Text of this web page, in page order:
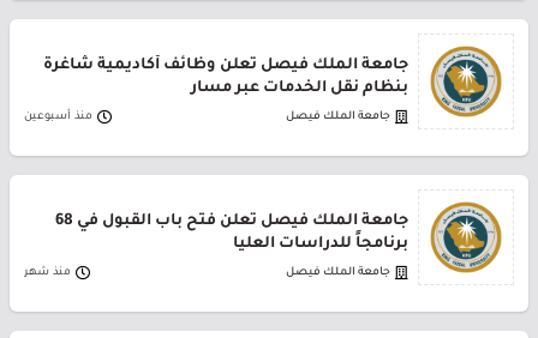
جامعة الملك فيصل تعلن وظائف أكاديمية شاغرة
بنظام نقل الخدمات عبر مسار
جامعة الملك فيصل منذ أسبوعين
جامعة الملك فيصل تعلن فتح باب القبول في 68
برنامجاً للدراسات العليا
جامعة الملك فيصل منذ شهر